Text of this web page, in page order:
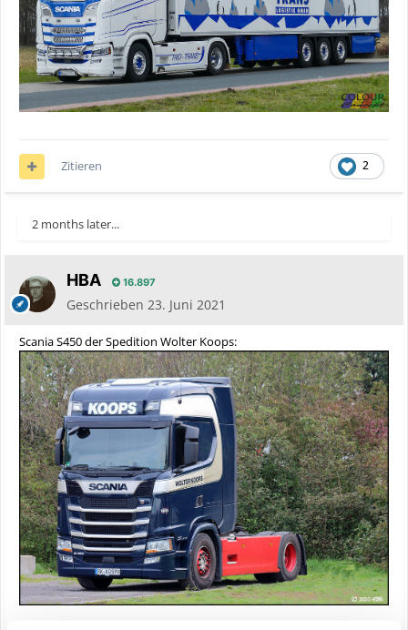
2
Zitieren
2 months later...
HBA 16.897
Geschrieben 23. Juni 2021
Scania S450 der Spedition Wolter Koops: